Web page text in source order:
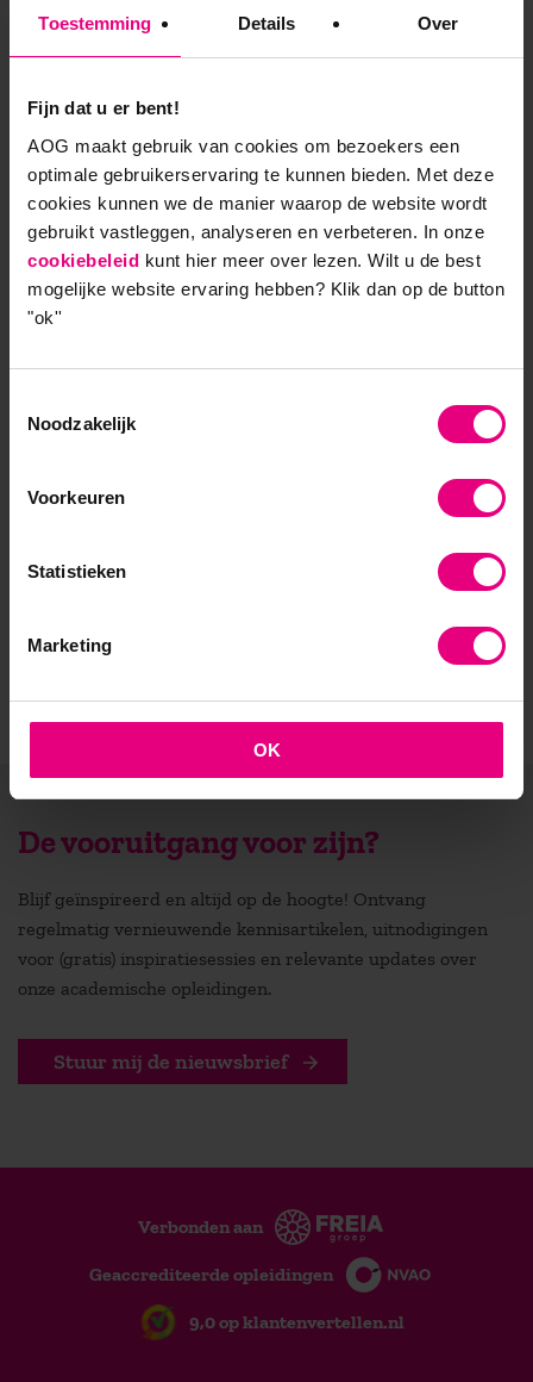
Toestemming Details Over
Fijn dat u er bent!
AOG maakt gebruik van cookies om bezoekers een
optimale gebruikerservaring te kunnen bieden. Met deze
cookies kunnen we de manier waarop de website wordt
gebruikt vastleggen, analyseren en verbeteren. In onze
cookiebeleid kunt hier meer over lezen. Wilt u de best
mogelijke website ervaring hebben? Klik dan op de button
"ok''
Noodzakelijk
Voorkeuren
Statistieken
Marketing
OK
Bekijk masterclass
9,0 op klantenvertellen.nl
AOG School Of Management
- Praktijkgericht en persoonlijk
De vooruitgang voor zijn?
Blijf geïnspireerd en altijd op de hoogte! Ontvang
regelmatig vernieuwende kennisartikelen, uitnodigingen
voor (gratis) inspiratiesessies en relevante updates over
onze academische opleidingen.
Stuur mij de nieuwsbrief
Verbonden aan
Geaccrediteerde opleidingen
9,0 op klantenvertellen.nl